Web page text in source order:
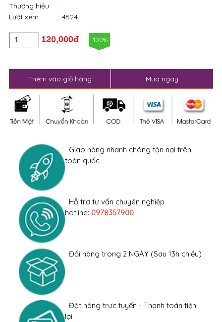
Thương hiệu
:
Lượt xem
: 4524
120,000đ -100%
Thêm vào giỏ hàng Mua ngay
Giao hàng nhanh chóng tận nơi trên
toàn quốc
Hỗ trợ tư vấn chuyên nghiệp
hotline: 0978357900
Đổi hàng trong 2 NGÀY (Sau 13h chiều)
Đặt hàng trực tuyến - Thanh toán tiện
lợi